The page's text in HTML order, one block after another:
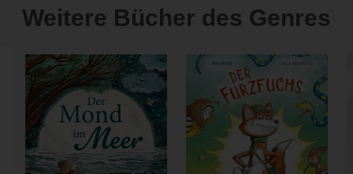
Weitere Bücher des Genres